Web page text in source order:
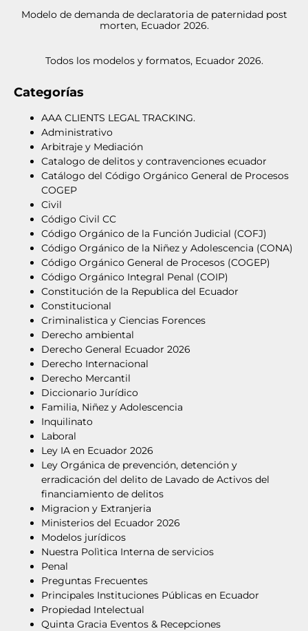
Modelo de demanda de declaratoria de paternidad post
morten, Ecuador 2026.
Todos los modelos y formatos, Ecuador 2026.
Categorías
AAA CLIENTS LEGAL TRACKING.
Administrativo
Arbitraje y Mediación
Catalogo de delitos y contravenciones ecuador
Catálogo del Código Orgánico General de Procesos
COGEP
Civil
Código Civil CC
Código Orgánico de la Función Judicial (COFJ)
Código Orgánico de la Niñez y Adolescencia (CONA)
Código Orgánico General de Procesos (COGEP)
Código Orgánico Integral Penal (COIP)
Constitución de la Republica del Ecuador
Constitucional
Criminalistica y Ciencias Forences
Derecho ambiental
Derecho General Ecuador 2026
Derecho Internacional
Derecho Mercantil
Diccionario Jurídico
Familia, Niñez y Adolescencia
Inquilinato
Laboral
Ley IA en Ecuador 2026
Ley Orgánica de prevención, detención y
erradicación del delito de Lavado de Activos del
financiamiento de delitos
Migracion y Extranjeria
Ministerios del Ecuador 2026
Modelos jurídicos
Nuestra Polìtica Interna de servicios
Penal
Preguntas Frecuentes
Principales Instituciones Públicas en Ecuador
Propiedad Intelectual
Quinta Gracia Eventos & Recepciones